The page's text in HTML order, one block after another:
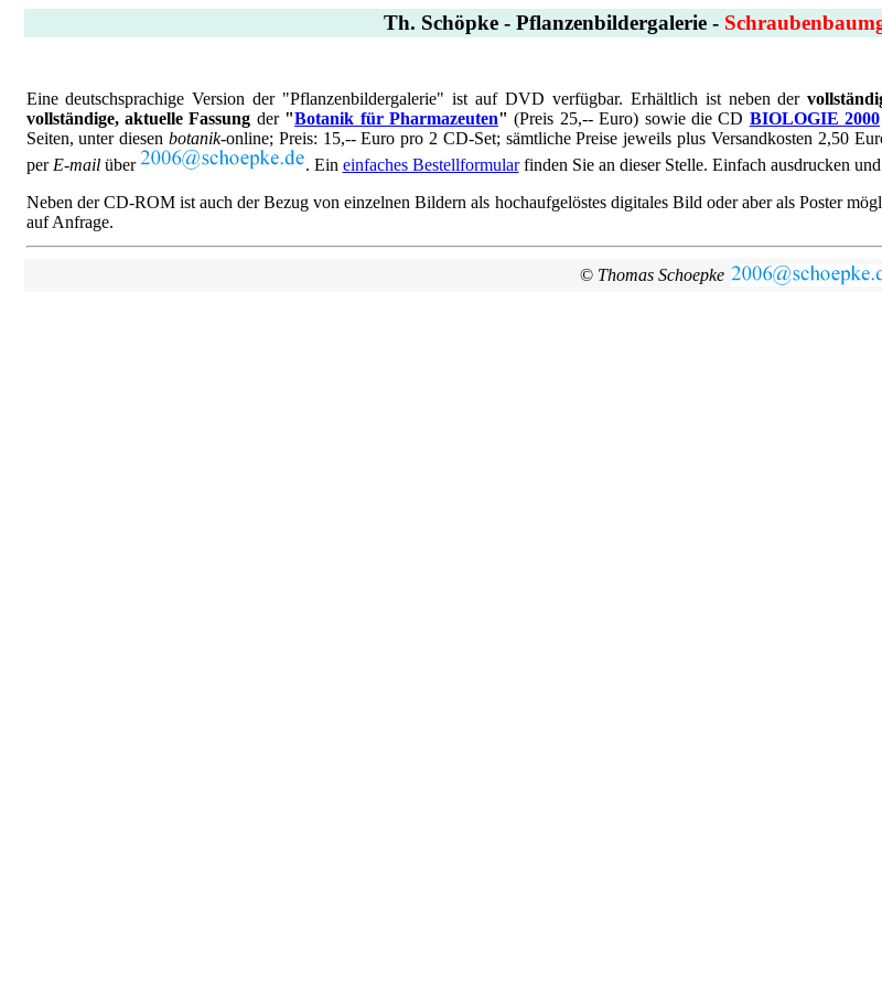
Th. Schöpke - Pflanzenbildergalerie -
Eine deutschsprachige Version der "Pflanzenbildergalerie" ist auf DVD verfügbar. Erhältlich ist neben der
vollständige, aktuelle Fassung der "Botanik für Pharmazeuten" (Preis 25,-- Euro) sowie die CD BIOLOGIE 2000
Seiten, unter diesen botanik-online; Preis: 15,-- Euro pro 2 CD-Set; sämtliche Preise jeweils plus Versandkosten 2,50
per E-mailüber . Ein einfaches Bestellformularfinden Sie an dieser Stelle. Einfach ausdrucken
Neben der CD-ROM ist auch der Bezug von einzelnen Bildern als hochaufgelöstes digitales Bild oder aber als Poster
auf Anfrage.
© Thomas Schoepke